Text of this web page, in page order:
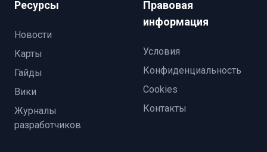
Ресурсы
Новости
Карты
Гайды
Вики
Журналы
разработчиков
Правовая
информация
Условия
Конфиденциальность
Cookies
Контакты